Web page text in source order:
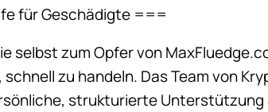
für Geschädigte ===
selbst zum Opfer von
zu handeln. Das Team von
strukturierte Unterstützung